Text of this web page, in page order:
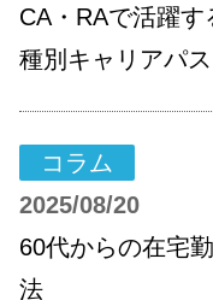
CA・RAで活躍
種別キャリアパス
コラム
2025/08/20
60代からの在宅
法